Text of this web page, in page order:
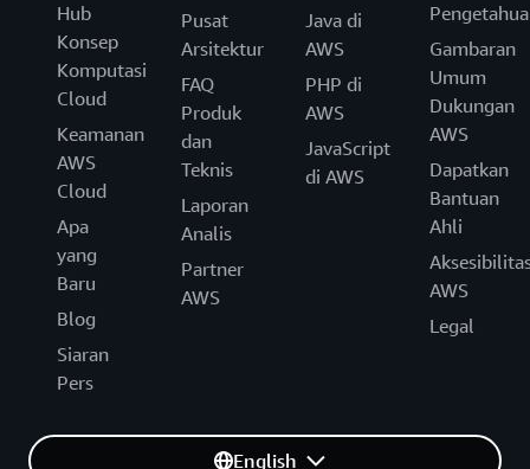
Hub
Konsep
Komputasi
Cloud
Keamanan
AWS
Cloud
Apa
yang
Baru
Blog
Siaran
Pers
Pusat
Arsitektur
FAQ
Produk
dan
Teknis
Laporan
Analis
Partner
AWS
Java di
AWS
PHP di
AWS
JavaScript
di AWS
Gambaran
Umum
Dukungan
AWS
Dapatkan
Bantuan
Ahli
AWS
Legal
English